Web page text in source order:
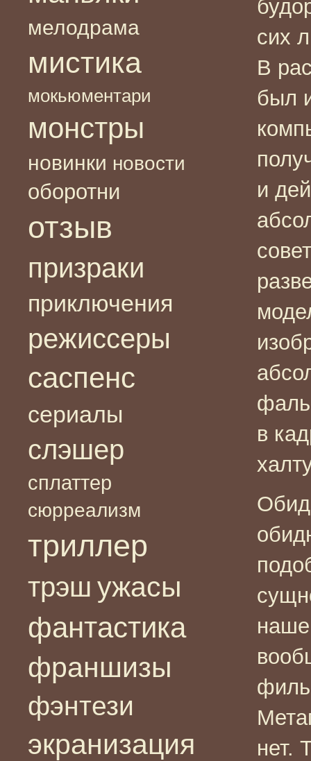
мелодрама
мистика
мокьюментари
монстры
новинки новости
оборотни
отзыв
призраки
приключения
режиссеры
саспенс
сериалы
слэшер
сплаттер
сюрреализм
триллер
трэш ужасы
фантастика
франшизы
фэнтези
экранизация
сих
В
был
и
в
нет.